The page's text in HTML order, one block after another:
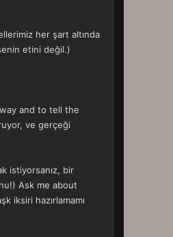
her şart altında
etini değil.)
and to tell the
ve gerçeği
istiyorsanız, bir
Ask me about
iksiri hazırlamamı